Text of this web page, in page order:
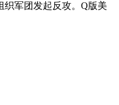
织军团发起反攻。Q版美